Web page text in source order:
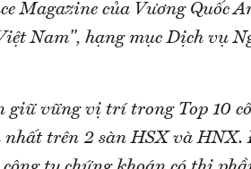
Magazine của Vương Quốc
Nam", hạng mục Dịch vụ
giữ vững vị trí trong Top 10
trên 2 sàn HSX và HNX.